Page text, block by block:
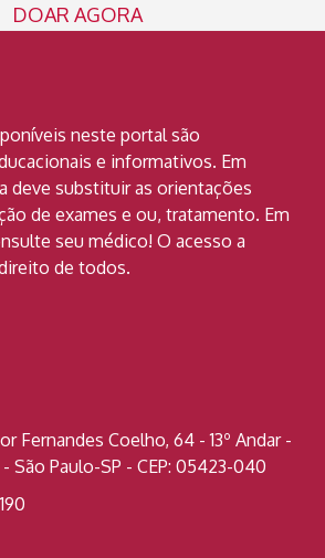
DOAR AGORA
neste portal são
e informativos. Em
deve substituir as orientações
de exames e ou, tratamento. Em
seu médico! O acesso a
de todos.
Fernandes Coelho, 64 - 13º Andar -
São Paulo-SP - CEP: 05423-040